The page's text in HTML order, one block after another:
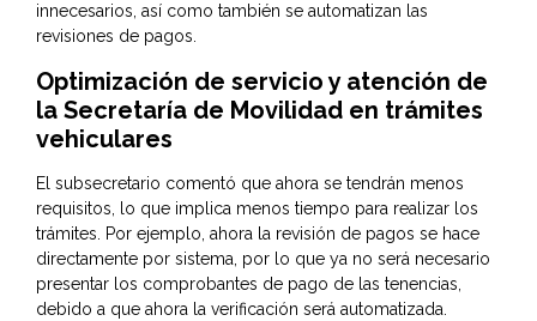
innecesarios, así como también se automatizan las
revisiones de pagos.
Optimización de servicio y atención de
la Secretaría de Movilidad en trámites
vehiculares
El subsecretario comentó que ahora se tendrán menos
requisitos, lo que implica menos tiempo para realizar los
trámites. Por ejemplo, ahora la revisión de pagos se hace
directamente por sistema, por lo que ya no será necesario
presentar los comprobantes de pago de las tenencias,
debido a que ahora la verificación será automatizada.